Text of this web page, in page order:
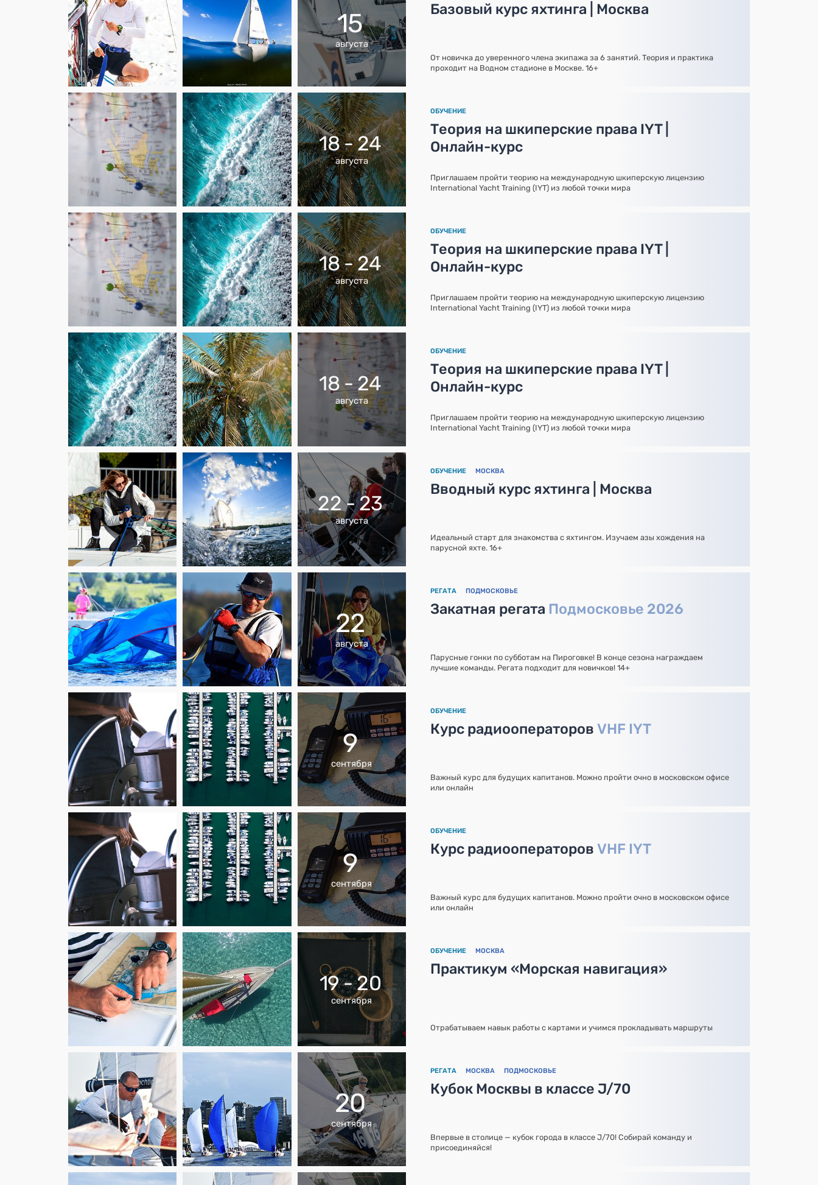
15
августа
Базовый курс яхтинга | Москва
От новичка до уверенного члена экипажа за 6 занятий. Теория и практика
проходит на Водном стадионе в Москве. 16+
18 - 24
августа
ОБУЧЕНИЕ
Теория на шкиперские права IYT |
Онлайн-курс
Приглашаем пройти теорию на международную шкиперскую лицензию
International Yacht Training (IYT) из любой точки мира
18 - 24
августа
ОБУЧЕНИЕ
Теория на шкиперские права IYT |
Онлайн-курс
Приглашаем пройти теорию на международную шкиперскую лицензию
International Yacht Training (IYT) из любой точки мира
18 - 24
августа
ОБУЧЕНИЕ
Теория на шкиперские права IYT |
Онлайн-курс
Приглашаем пройти теорию на международную шкиперскую лицензию
International Yacht Training (IYT) из любой точки мира
22 - 23
августа
ОБУЧЕНИЕ МОСКВА
Вводный курс яхтинга | Москва
Идеальный старт для знакомства с яхтингом. Изучаем азы хождения на
парусной яхте. 16+
22
августа
РЕГАТА ПОДМОСКОВЬЕ
Закатная регата Подмосковье 2026
Парусные гонки по субботам на Пироговке! В конце сезона награждаем
лучшие команды. Регата подходит для новичков! 14+
9
сентября
ОБУЧЕНИЕ
Курс радиооператоров VHF IYT
Важный курс для будущих капитанов. Можно пройти очно в московском офисе
или онлайн
9
сентября
ОБУЧЕНИЕ
Курс радиооператоров VHF IYT
Важный курс для будущих капитанов. Можно пройти очно в московском офисе
или онлайн
19 - 20
сентября
ОБУЧЕНИЕ МОСКВА
Практикум «Морская навигация»
Отрабатываем навык работы с картами и учимся прокладывать маршруты
20
сентября
РЕГАТА МОСКВА ПОДМОСКОВЬЕ
Кубок Москвы в классе J/70
Впервые в столице — кубок города в классе J/70! Собирай команду и
присоединяйся!